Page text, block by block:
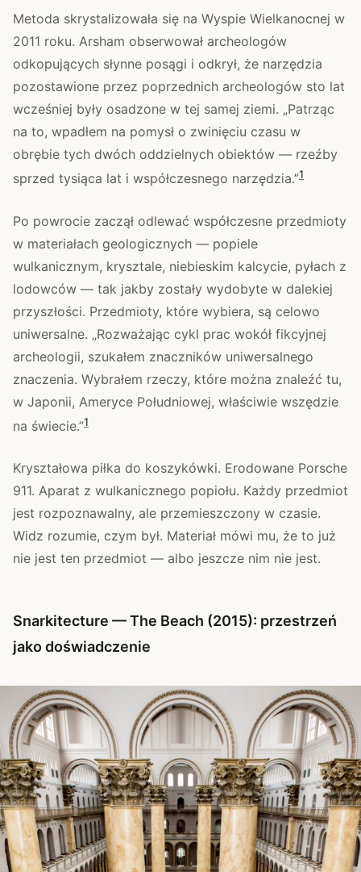
Metoda skrystalizowała się na Wyspie Wielkanocnej w
2011 roku. Arsham obserwował archeologów
odkopujących słynne posągi i odkrył, że narzędzia
pozostawione przez poprzednich archeologów sto lat
wcześniej były osadzone w tej samej ziemi. „Patrząc
na to, wpadłem na pomysł o zwinięciu czasu w
obrębie tych dwóch oddzielnych obiektów — rzeźby
sprzed tysiąca lat i współczesnego narzędzia.”1
Po powrocie zaczął odlewać współczesne przedmioty
w materiałach geologicznych — popiele
wulkanicznym, krysztale, niebieskim kalcycie, pyłach z
lodowców — tak jakby zostały wydobyte w dalekiej
przyszłości. Przedmioty, które wybiera, są celowo
uniwersalne. „Rozważając cykl prac wokół fikcyjnej
archeologii, szukałem znaczników uniwersalnego
znaczenia. Wybrałem rzeczy, które można znaleźć tu,
w Japonii, Ameryce Południowej, właściwie wszędzie
na świecie.”1
Kryształowa piłka do koszykówki. Erodowane Porsche
911. Aparat z wulkanicznego popiołu. Każdy przedmiot
jest rozpoznawalny, ale przemieszczony w czasie.
Widz rozumie, czym był. Materiał mówi mu, że to już
nie jest ten przedmiot — albo jeszcze nim nie jest.
Snarkitecture — The Beach (2015): przestrzeń
jako doświadczenie